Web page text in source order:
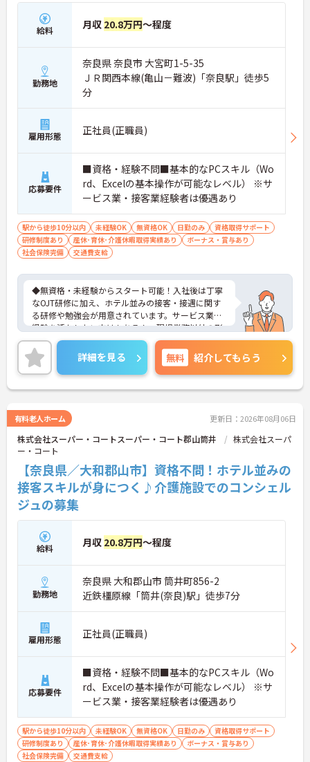
給料 月収 20.8万円～程度
勤務地
奈良県 奈良市 大宮町1-5-35
ＪＲ関西本線(亀山－難波)「奈良駅」徒歩5
分
雇用形態 正社員(正職員)
応募要件
■資格・経験不問■基本的なPCスキル（Wo
rd、Excelの基本操作が可能なレベル） ※サ
ービス業・接客業経験者は優遇あり
駅から徒歩10分以内 未経験OK 無資格OK 日勤のみ
資格取得サポート
研修制度あり
産休･育休･介護休暇取得実績あり
ボーナス・賞与あり
社会保険完備
交通費支給
◆無資格・未経験からスタート可能！入社後は丁寧
なOJT研修に加え、ホテル並みの接客・接遇に関す
る研修や勉強会が用意されています。サービス業の
経験を活かしたい方はもちろん、現場業務以外の形
で医療・介護業界に携わりたい方にも安心のサポー
ト体制です。
◆受付やご家族の案内といった基本業務にとどまら
ず、ご入居者様向けのイベント企画・運営や、写
真・動画を使ったSNSの更新などもお任せします。
顔を引き出せるお仕事です
◆「接客・接遇手当（最大月3万円）」や「ケアマ
イスター手当（最大月2万円）」のほか、資格取得
支援制度も完備。働きながら確かなキャリアと収入
アップを目指せる環境が整っています。
詳細を見る 無料 紹介してもらう
有料老人ホーム 更新日：2026年08月06日
株式会社スーパー・コートスーパー・コート郡山筒井
株式会社スーパ
ー・コート
【奈良県／大和郡山市】資格不問！ホテル並みの
接客スキルが身につく♪介護施設でのコンシェル
ジュの募集
給料 月収 20.8万円～程度
勤務地
奈良県 大和郡山市 筒井町856-2
近鉄橿原線「筒井(奈良)駅」徒歩7分
雇用形態 正社員(正職員)
応募要件
■資格・経験不問■基本的なPCスキル（Wo
rd、Excelの基本操作が可能なレベル） ※サ
ービス業・接客業経験者は優遇あり
駅から徒歩10分以内 未経験OK 無資格OK 日勤のみ
資格取得サポート
研修制度あり
産休･育休･介護休暇取得実績あり
ボーナス・賞与あり
社会保険完備
交通費支給